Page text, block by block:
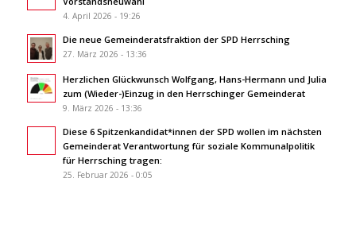
4. April 2026 - 19:26
Die neue Gemeinderatsfraktion der SPD Herrsching
27. März 2026 - 13:36
Herzlichen Glückwunsch Wolfgang, Hans-Hermann und Julia
zum (Wieder-)Einzug in den Herrschinger Gemeinderat
9. März 2026 - 13:36
Diese 6 Spitzenkandidat*innen der SPD wollen im nächsten
Gemeinderat Verantwortung für soziale Kommunalpolitik
für Herrsching tragen:
25. Februar 2026 - 0:05